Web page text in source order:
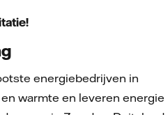
energiebedrijven in
warmte en leveren energie